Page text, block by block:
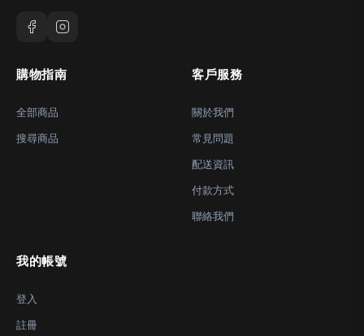
購物指南
全部商品
搜尋商品
客戶服務
關於我們
常見問題
配送資訊
付款方式
聯絡我們
我的帳號
登入
註冊